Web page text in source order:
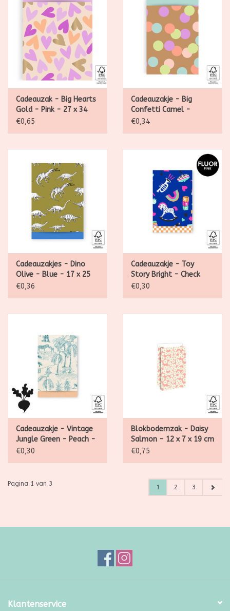
Cadeauzak - Big Hearts
Gold - Pink - 27 x 34
cm - per stuk
€0,65
Cadeauzakje - Big
Confetti Camel -
Pistache - 17 x 25 cm -
€0,34
Cadeauzakjes - Dino
Olive - Blue - 17 x 25
cm - per stuk
€0,36
Cadeauzakje - Toy
Story Bright - Check
Orange - 12 x 19 cm -
€0,30
Cadeauzakje - Vintage
Jungle Green - Peach -
12 x 19 cm - per stuk
€0,30
Blokbodemzak - Daisy
Salmon - 12 x 7 x 19 cm
- per stuk
€0,75
Pagina 1 van 3 1 2 3
Klantenservice